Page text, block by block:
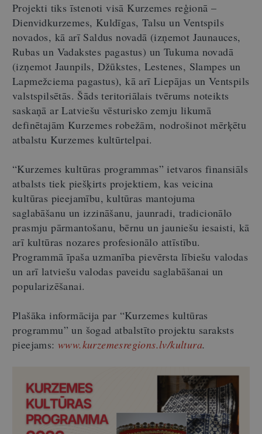
Projekti tiks īstenoti visā Kurzemes reģionā –
Dienvidkurzemes, Kuldīgas, Talsu un Ventspils
novados, kā arī Saldus novadā (izņemot Jaunauces,
Rubas un Vadakstes pagastus) un Tukuma novadā
(izņemot Jaunpils, Džūkstes, Lestenes, Slampes un
Lapmežciema pagastus), kā arī Liepājas un Ventspils
valstspilsētās. Šāds teritoriālais tvērums noteikts
saskaņā ar Latviešu vēsturisko zemju likumā
definētajām Kurzemes robežām, nodrošinot mērķētu
atbalstu Kurzemes kultūrtelpai.
“Kurzemes kultūras programmas” ietvaros finansiāls
atbalsts tiek piešķirts projektiem, kas veicina
kultūras pieejamību, kultūras mantojuma
saglabāšanu un izzināšanu, jaunradi, tradicionālo
prasmju pārmantošanu, bērnu un jauniešu iesaisti, kā
arī kultūras nozares profesionālo attīstību.
Programmā īpaša uzmanība pievērsta lībiešu valodas
un arī latviešu valodas paveidu saglabāšanai un
popularizēšanai.
Plašāka informācija par “Kurzemes kultūras
programmu” un šogad atbalstīto projektu saraksts
pieejams:www.kurzemesregions.lv/kultura.